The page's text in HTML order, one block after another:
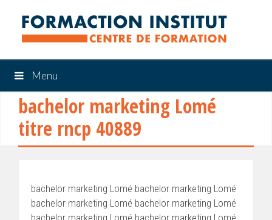
Menu
bachelor marketing Lomé
titre rncp 40889
bachelor marketing Lomé bachelor marketing Lomé
bachelor marketing Lomé bachelor marketing Lomé
bachelor marketing Lomé bachelor marketing Lomé